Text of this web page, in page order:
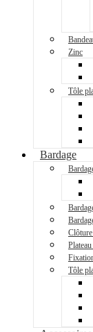
Zinc
Tôle
Bardage
Tôle